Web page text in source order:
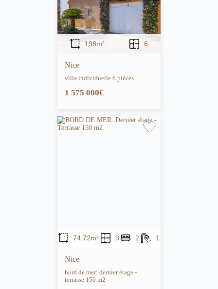
198m² 6
Nice
villa individuelle 6 pièces
1 575 000€
74.72m² 3 2 1
Nice
bord de mer: dernier étage -
terrasse 150 m2